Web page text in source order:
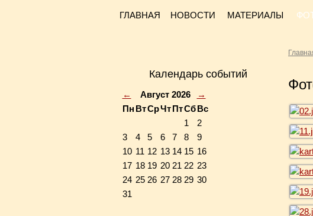
ГЛАВНАЯ НОВОСТИ МАТЕРИАЛЫ
Календарь событий
← Август 2026
→
Пн ВтСрЧт ПтСб Вс
1
2
3
4 5 6 7 8
9
10 11 12 13 14 15 16
17 18 19 20 21 22 23
24 25 26 27 28 29 30
31